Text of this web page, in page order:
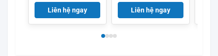
DANFOSS Chuyển áp
MBC5000/5100
Liên hệ ngay
061B102366 Chuột
áp MBC5000/5100
Liên hệ ngay